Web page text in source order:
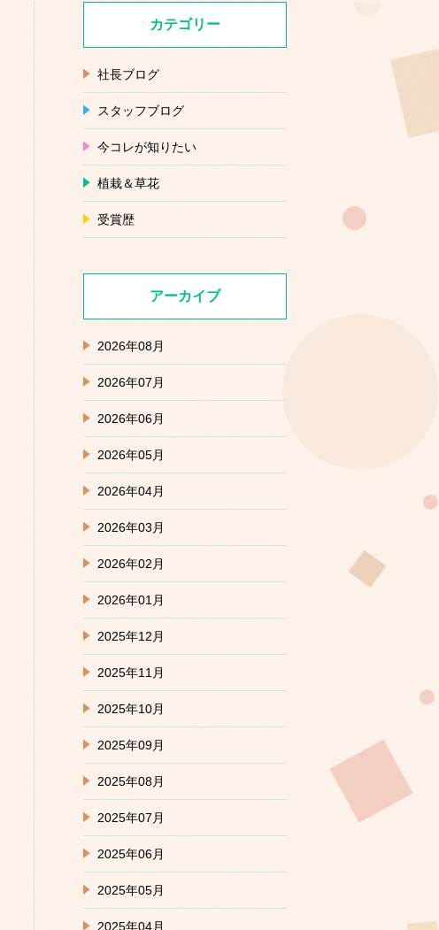
カテゴリー
社長ブログ
スタッフブログ
今コレが知りたい
植栽＆草花
受賞歴
アーカイブ
2026年08月
2026年07月
2026年06月
2026年05月
2026年04月
2026年03月
2026年02月
2026年01月
2025年12月
2025年11月
2025年10月
2025年09月
2025年08月
2025年07月
2025年06月
2025年05月
2025年04月